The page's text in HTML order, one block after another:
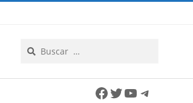
Facebook
Twitter
YouTube